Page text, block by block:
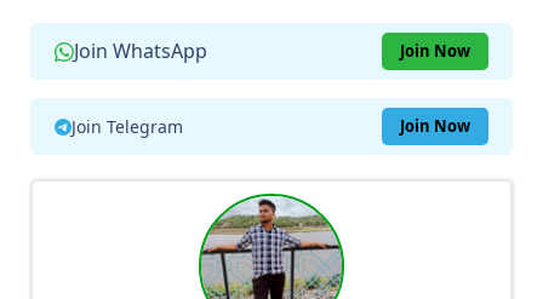
Join WhatsApp Join Now
Join Telegram Join Now